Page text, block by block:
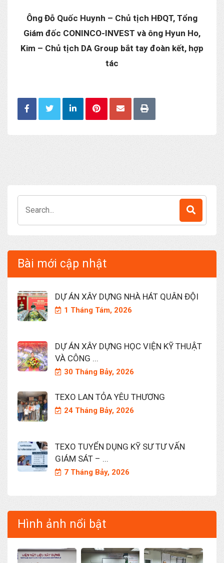
Ông Đỗ Quốc Huynh – Chủ tịch HĐQT, Tổng
Giám đốc CONINCO-INVEST và ông Hyun Ho,
Kim – Chủ tịch DA Group bắt tay đoàn kết, hợp
tác
for:
Bài mới cập nhật
DỰ ÁN XÂY DỰNG NHÀ HÁT QUÂN ĐỘI
1 Tháng Tám, 2026
DỰ ÁN XÂY DỰNG HỌC VIỆN KỸ THUẬT
VÀ CÔNG ...
30 Tháng Bảy, 2026
TEXO LAN TỎA YÊU THƯƠNG
24 Tháng Bảy, 2026
TEXO TUYỂN DỤNG KỸ SƯ TƯ VẤN
GIÁM SÁT – ...
7 Tháng Bảy, 2026
Hình ảnh nổi bật